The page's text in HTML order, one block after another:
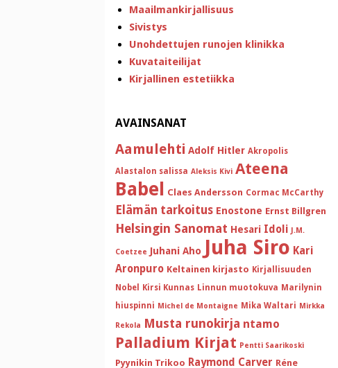
Maailmankirjallisuus
Sivistys
Unohdettujen runojen klinikka
Kuvataiteilijat
Kirjallinen estetiikka
AVAINSANAT
Aamulehti Adolf Hitler Akropolis
Alastalon salissa Aleksis Kivi Ateena
Babel Claes Andersson Cormac McCarthy
Elämän tarkoitus Enostone Ernst Billgren
Helsingin Sanomat Hesari Idoli J.M.
Coetzee Juhani Aho Juha Siro Kari
Aronpuro Keltainen kirjasto Kirjallisuuden
Nobel
Kirsi Kunnas Linnun muotokuva Marilynin
hiuspinni Michel de Montaigne Mika Waltari Mirkka
Rekola Musta runokirja ntamo
Palladium Kirjat Pentti Saarikoski
Pyynikin Trikoo Raymond Carver Réne